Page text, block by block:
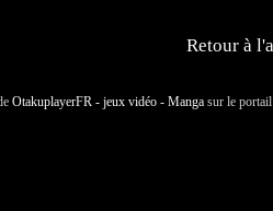
Retour à
OtakuplayerFR - jeux vidéo - Manga sur le